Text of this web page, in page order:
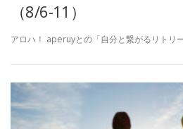
（8/6-11）
アロハ！ aperuyとの「自分と繋がるリトリ